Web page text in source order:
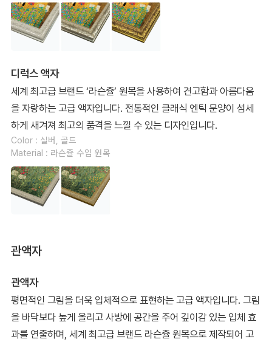
디럭스 액자
세계 최고급 브랜드 ‘라슨쥴’ 원목을 사용하여 견고함과 아름다움
을 자랑하는 고급 액자입니다. 전통적인 클래식 엔틱 문양이 섬세
하게 새겨져 최고의 품격을 느낄 수 있는 디자인입니다.
Color : 실버, 골드
Material : 라슨쥴 수입 원목
관액자
관액자
평면적인 그림을 더욱 입체적으로 표현하는 고급 액자입니다. 그림
을 바닥보다 높게 올리고 사방에 공간을 주어 깊이감 있는 입체 효
과를 연출하며, 세계 최고급 브랜드 라슨쥴 원목으로 제작되어 고